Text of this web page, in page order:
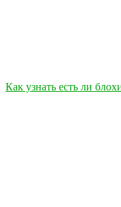
Как узнать есть ли